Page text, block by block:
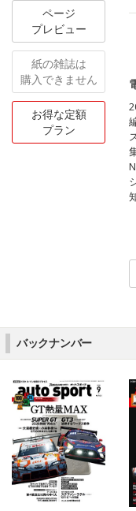
ページ
プレビュー
紙の雑誌は
購入できません
お得な定額
プラン
バックナンバー